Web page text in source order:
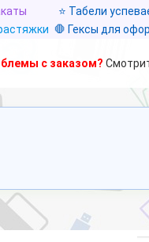
⭐ Табели
🛑 Гексы для
с заказом?